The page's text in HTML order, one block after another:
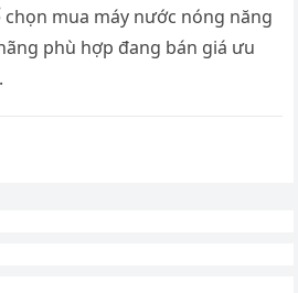
chọn mua máy nước nóng năng
phù hợp đang bán giá ưu